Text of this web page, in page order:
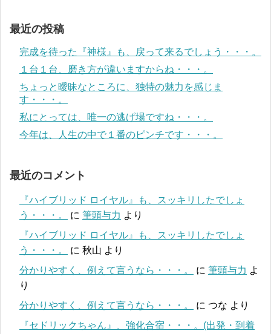
最近の投稿
完成を待った『神様』も、戻って来るでしょう・・・。
１台１台、磨き方が違いますからね・・・。
ちょっと曖昧なところに、独特の魅力を感じま
す・・・。
私にとっては、唯一の逃げ場ですね・・・。
今年は、人生の中で１番のピンチです・・・。
最近のコメント
『ハイブリッド ロイヤル』も、スッキリしたでしょ
う・・・。
に 筆頭与力 より
『ハイブリッド ロイヤル』も、スッキリしたでしょ
う・・・。
に 秋山 より
分かりやすく、例えて言うなら・・・。
に 筆頭与力 よ
り
分かりやすく、例えて言うなら・・・。
に つな より
『セドリックちゃん』、強化合宿・・・。(出発・到着